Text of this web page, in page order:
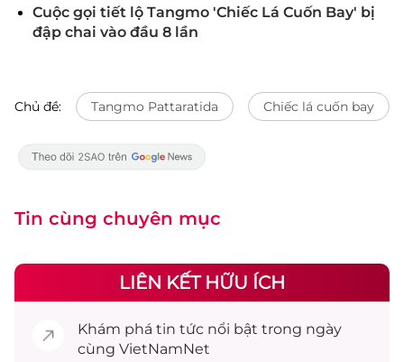
Cuộc gọi tiết lộ Tangmo 'Chiếc Lá Cuốn Bay' bị
đập chai vào đầu 8 lần
Chủ đề: Tangmo Pattaratida Chiếc lá cuốn bay
Tin cùng chuyên mục
LIÊN KẾT HỮU ÍCH
Khám phá tin tức nổi bật trong ngày
cùng VietNamNet